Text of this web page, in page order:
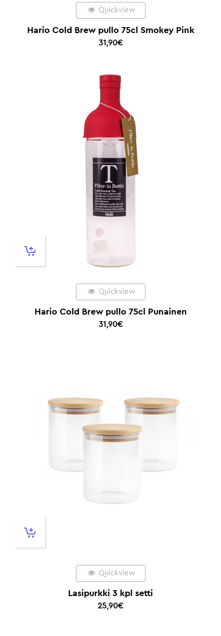
Quickview
Hario Cold Brew pullo 75cl Smokey Pink
31,90€
Quickview
Hario Cold Brew pullo 75cl Punainen
31,90€
Quickview
Lasipurkki 3 kpl setti
25,90€